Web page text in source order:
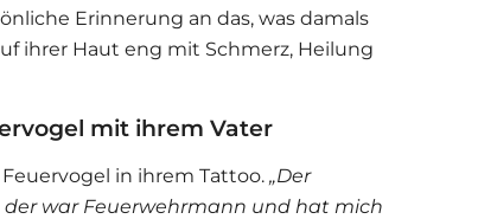
Erinnerung an das, was damals
ihrer Haut eng mit Schmerz, Heilung
mit ihrem Vater
in ihrem Tattoo. „Der
war Feuerwehrmann und hat mich